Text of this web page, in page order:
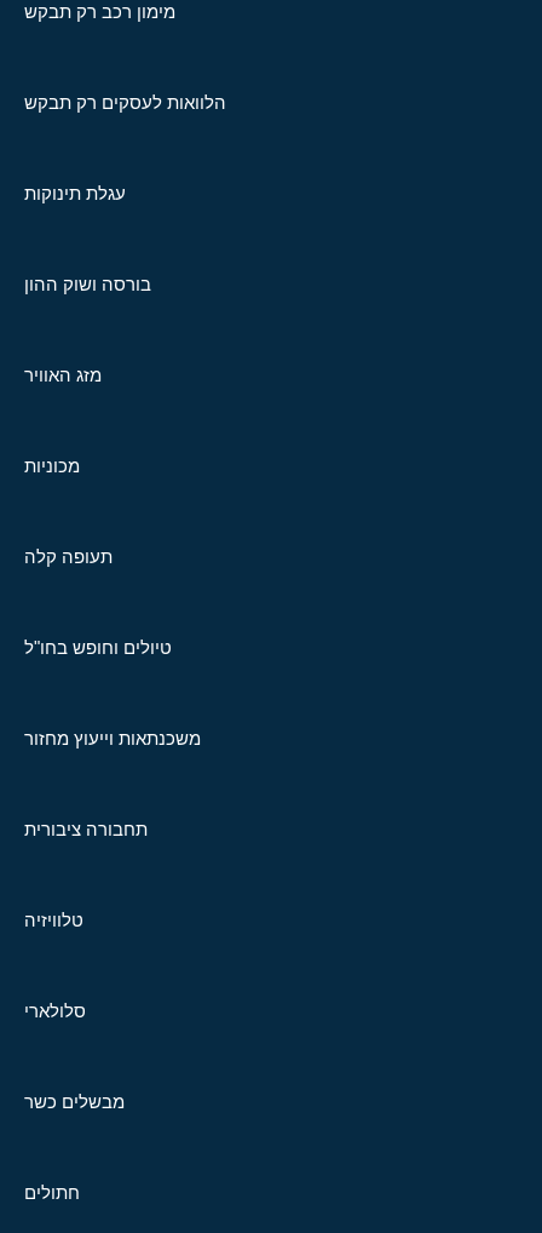
מימון רכב רק תבקש
הלוואות לעסקים רק תבקש
עגלת תינוקות
בורסה ושוק ההון
מזג האוויר
מכוניות
תעופה קלה
טיולים וחופש בחו"ל
משכנתאות וייעוץ מחזור
תחבורה ציבורית
טלוויזיה
סלולארי
מבשלים כשר
חתולים